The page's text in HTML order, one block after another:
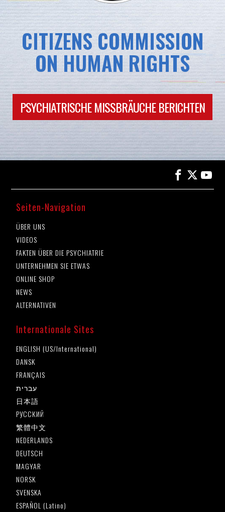
CITIZENS COMMISSION
ON HUMAN RIGHTS
PSYCHIATRISCHE MISSBRÄUCHE BERICHTEN
Seiten-Navigation
ÜBER UNS
VIDEOS
FAKTEN ÜBER DIE PSYCHIATRIE
UNTERNEHMEN SIE ETWAS
ONLINE SHOP
NEWS
ALTERNATIVEN
Internationale Sites
ENGLISH (US/International)
DANSK
FRANÇAIS
עברית
日本語
РУССКИЙ
繁體中文
NEDERLANDS
DEUTSCH
MAGYAR
NORSK
SVENSKA
ESPAÑOL (Latino)